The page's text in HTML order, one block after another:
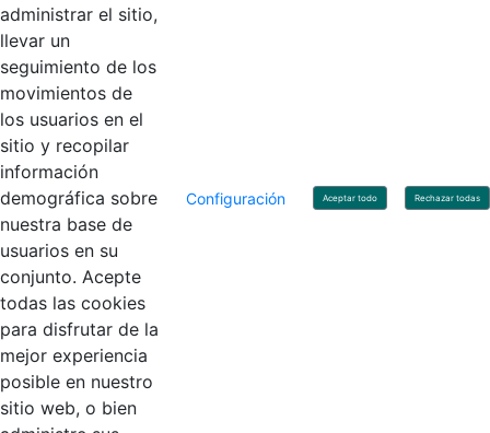
Linkedin
Contacto
Línea de servicio al ciudadano: +57(601) 492 64 00
Correo Institucional:
Correo de notificaciones judiciales:
notificacionjudicial@contaduria.gov.co
Correo de Asuntos disciplinarios:
asuntosdisciplinarios@contaduria.gov.co
Línea Anticorrupción: +57(601) 492 64 00 Ext. 4
Política de privacidad y protección de datos personales
Política de derechos de autor
Términos y condiciones de uso
© Copyright 2026 - Todos los derechos reservados
Gobierno de Colombia
administrar el sitio,
llevar un
seguimiento de los
movimientos de
los usuarios en el
sitio y recopilar
información
demográfica sobre
nuestra base de
usuarios en su
conjunto. Acepte
todas las cookies
para disfrutar de la
mejor experiencia
posible en nuestro
sitio web, o bien
Configuración Aceptar todo Rechazar todas